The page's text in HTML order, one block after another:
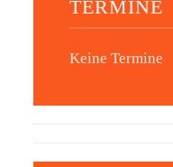
TERMINE
Keine Termine